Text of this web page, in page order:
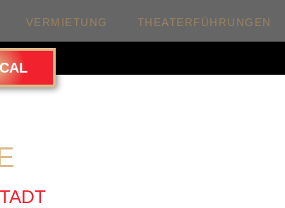
VERMIETUNG THEATERFÜHRUNGEN